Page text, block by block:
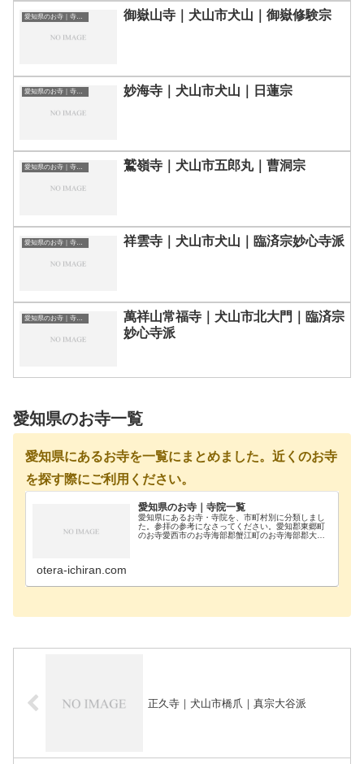
愛知県のお寺｜寺院一覧 御嶽山寺｜犬山市犬山｜御嶽修験宗
愛知県のお寺｜寺院一覧 妙海寺｜犬山市犬山｜日蓮宗
愛知県のお寺｜寺院一覧 鷲嶺寺｜犬山市五郎丸｜曹洞宗
愛知県のお寺｜寺院一覧 祥雲寺｜犬山市犬山｜臨済宗妙心寺派
愛知県のお寺｜寺院一覧
萬祥山常福寺｜犬山市北大門｜臨済宗
妙心寺派
愛知県のお寺一覧
愛知県にあるお寺を一覧にまとめました。近くのお寺
を探す際にご利用ください。
愛知県のお寺｜寺院一覧
愛知県にあるお寺・寺院を、市町村別に分類しまし
た。参拝の参考になさってください。愛知郡東郷町
のお寺愛西市のお寺海部郡蟹江町のお寺海部郡大治
otera-ichiran.com
正久寺｜犬山市橋爪｜真宗大谷派